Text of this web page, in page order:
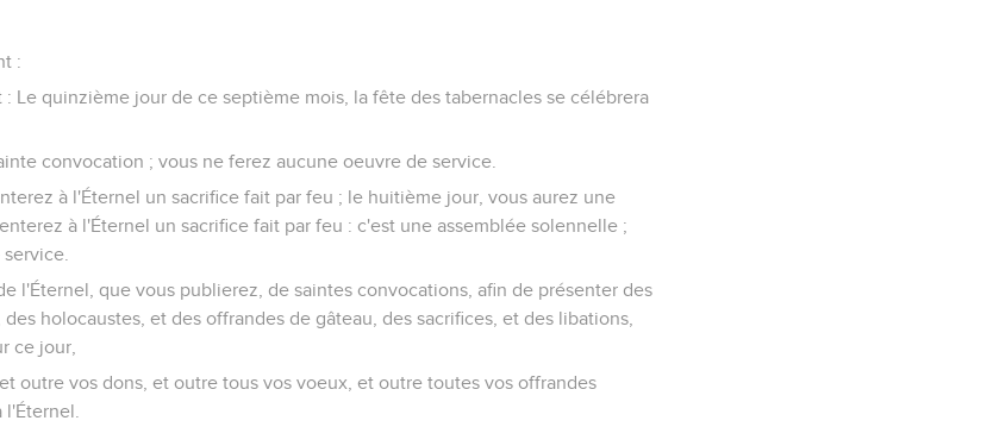
:
: Le quinzième jour de ce septième mois, la fête des tabernacles se célébrera
convocation ; vous ne ferez aucune oeuvre de service.
à l'Éternel un sacrifice fait par feu ; le huitième jour, vous aurez une
à l'Éternel un sacrifice fait par feu : c'est une assemblée solennelle ;
l'Éternel, que vous publierez, de saintes convocations, afin de présenter des
holocaustes, et des offrandes de gâteau, des sacrifices, et des libations,
ce jour,
outre vos dons, et outre tous vos voeux, et outre toutes vos offrandes